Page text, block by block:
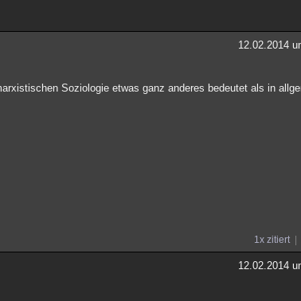
12.02.2014
Soziologie etwas ganz anderes bedeutet als in
1x zitiert
12.02.2014